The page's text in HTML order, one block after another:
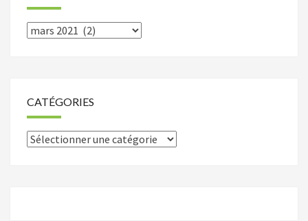
Archives
CATÉGORIES
Catégories